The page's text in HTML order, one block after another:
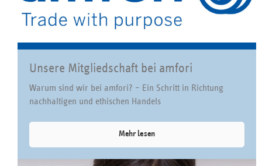
Unsere Mitgliedschaft bei amfori
Warum sind wir bei amfori? – Ein Schritt in Richtung
nachhaltigen und ethischen Handels
Mehr lesen